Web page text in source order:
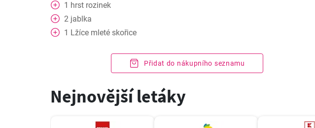
1 hrst rozinek
2 jablka
1 Lžíce mleté skořice
Přidat do nákupního seznamu
Nejnovější letáky